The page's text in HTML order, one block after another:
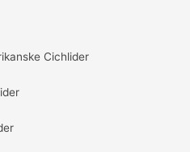
Cichlider